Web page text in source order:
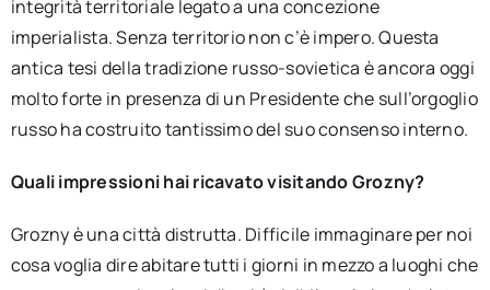
integrità territoriale legato a una concezione
imperialista. Senza territorio non c’è impero. Questa
antica tesi della tradizione russo-sovietica è ancora oggi
molto forte in presenza di un Presidente che sull’orgoglio
russo ha costruito tantissimo del suo consenso interno.
Quali impressioni hai ricavato visitando Grozny?
Grozny è una città distrutta. Difficile immaginare per noi
cosa voglia dire abitare tutti i giorni in mezzo a luoghi che